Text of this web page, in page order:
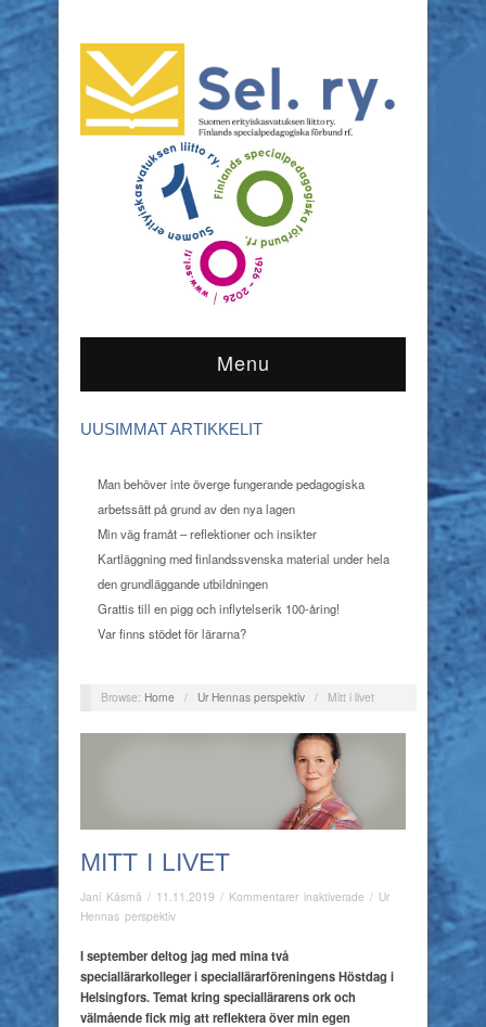
Menu
UUSIMMAT ARTIKKELIT
Man behöver inte överge fungerande pedagogiska
arbetssätt på grund av den nya lagen
Min väg framåt – reflektioner och insikter
Kartläggning med finlandssvenska material under hela
den grundläggande utbildningen
Grattis till en pigg och inflytelserik 100-åring!
Var finns stödet för lärarna?
Browse: Home / Ur Hennas perspektiv / Mitt i livet
MITT I LIVET
Jani Käsmä / 11.11.2019 / Kommentarer inaktiverade för/ Ur
Hennas perspektiv
I september deltog jag med mina två
speciallärarkollegeri speciallärarföreningens Höstdag i
Helsingfors.Temat kring speciallärarens ork och
välmående fick mig attreflektera över min egen